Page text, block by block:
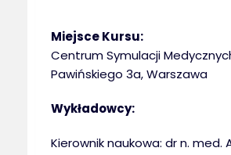
Miejsce Kursu:
Centrum Symulacji
Pawińskiego 3a, Warszawa
Wykładowcy:
Kierownik naukowa: dr n. med.